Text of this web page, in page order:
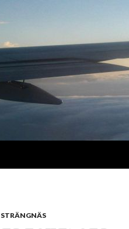
STRÄNGNÄS